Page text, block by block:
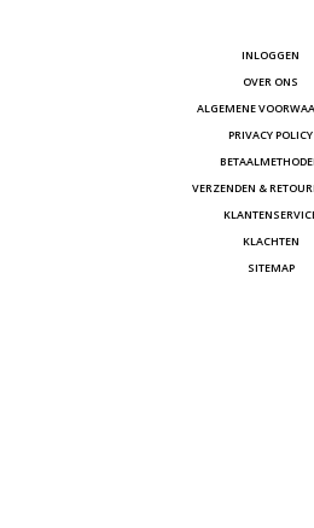
INLOGGEN
OVER ONS
ALGEMENE
PRIVACY POLICY
VERZENDEN &
KLACHTEN
SITEMAP